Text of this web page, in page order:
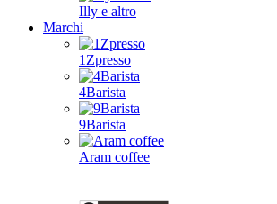
Illy e altro
Marchi
1Zpresso
4Barista
9Barista
Aram coffee